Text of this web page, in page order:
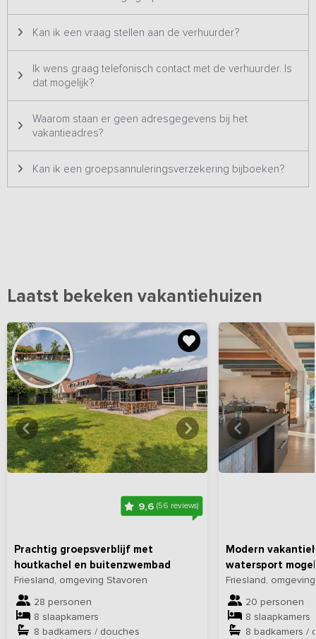
verhuurd.
Kan ik een vraag stellen aan de verhuurder?
Ik wens graag telefonisch contact met de verhuurder. Is
dat mogelijk?
Waarom staan er geen adresgegevens bij het
vakantieadres?
Kan ik een groepsannuleringsverzekering bijboeken?
Laatst bekeken vakantiehuizen
9,6 (56 reviews)
Prachtig groepsverblijf met
houtkachel en buitenzwembad
Friesland, omgeving Stavoren
28 personen
8 slaapkamers
8 badkamers / douches
Bekijkhieralle foto's
Modern
watersport
Friesland,
20 personen
8 slaapkamers
8 badkamers /
Bekijk